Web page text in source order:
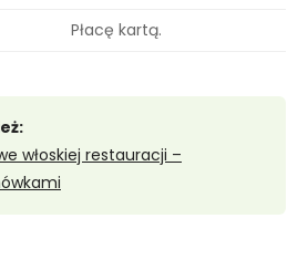
Płacę kartą.
włoskiej restauracji –